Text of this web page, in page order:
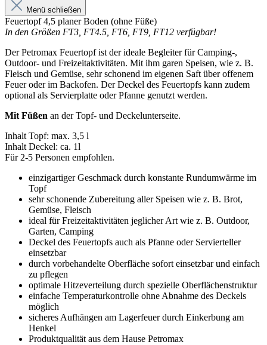
Menü schließen
Feuertopf 4,5 planer Boden (ohne Füße)
In den Größen FT3, FT4.5, FT6, FT9, FT12 verfügbar!
Der Petromax Feuertopf ist der ideale Begleiter für Camping-,
Outdoor- und Freizeitaktivitäten. Mit ihm garen Speisen, wie z. B.
Fleisch und Gemüse, sehr schonend im eigenen Saft über offenem
Feuer oder im Backofen. Der Deckel des Feuertopfs kann zudem
optional als Servierplatte oder Pfanne genutzt werden.
Mit Füßen an der Topf- und Deckelunterseite.
Inhalt Topf: max. 3,5 l
Inhalt Deckel: ca. 1l
Für 2-5 Personen empfohlen.
einzigartiger Geschmack durch konstante Rundumwärme im
Topf
sehr schonende Zubereitung aller Speisen wie z. B. Brot,
Gemüse, Fleisch
ideal für Freizeitaktivitäten jeglicher Art wie z. B. Outdoor,
Garten, Camping
Deckel des Feuertopfs auch als Pfanne oder Servierteller
einsetzbar
durch vorbehandelte Oberfläche sofort einsetzbar und einfach
zu pflegen
optimale Hitzeverteilung durch spezielle Oberflächenstruktur
einfache Temperaturkontrolle ohne Abnahme des Deckels
möglich
sicheres Aufhängen am Lagerfeuer durch Einkerbung am
Henkel
Produktqualität aus dem Hause Petromax